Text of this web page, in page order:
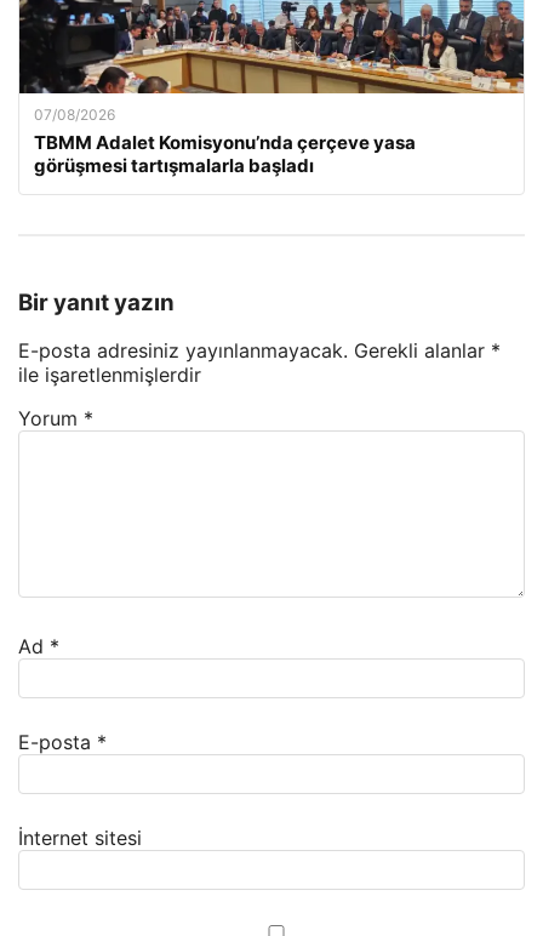
07/08/2026
TBMM Adalet Komisyonu’nda çerçeve yasa
görüşmesi tartışmalarla başladı
Bir yanıt yazın
E-posta adresiniz yayınlanmayacak. Gerekli alanlar *
ile işaretlenmişlerdir
Yorum *
Ad *
E-posta *
İnternet sitesi